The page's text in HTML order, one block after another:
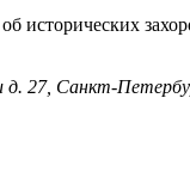
исторических
д. 27, Санкт-